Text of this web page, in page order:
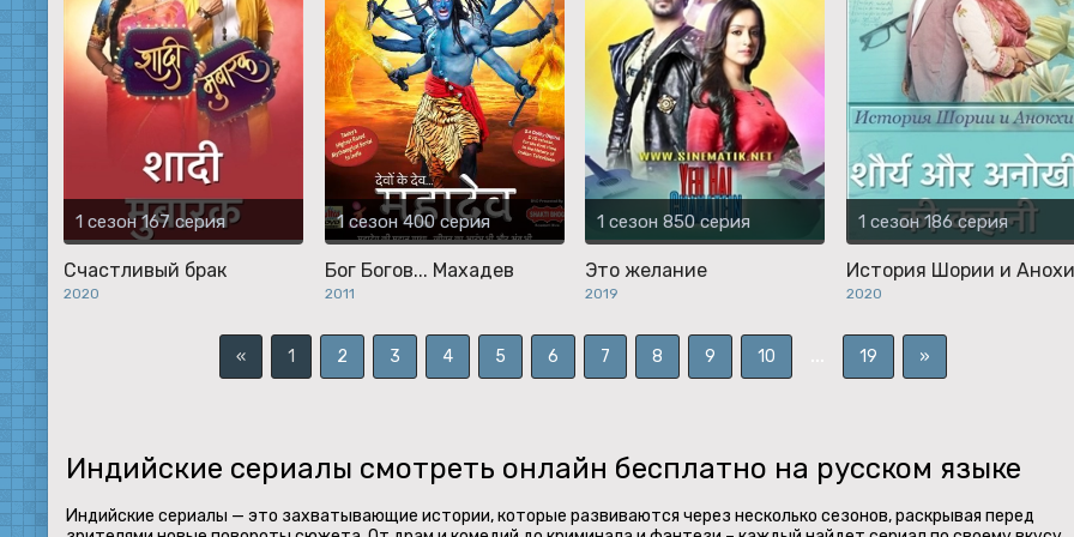
1 сезон 167 серия
Счастливый брак
2020
1 сезон 400 серия
Бог Богов... Махадев
2011
1 сезон 850 серия
Это желание
2019
1 сезон 186 серия
История Шории и
2020
« 1 2 3 4 5 6 7 8 9 10 19 »
Индийские сериалы смотреть онлайн бесплатно на русском языке
Индийские сериалы — это захватывающие истории, которые развиваются через несколько сезонов, раскрывая перед